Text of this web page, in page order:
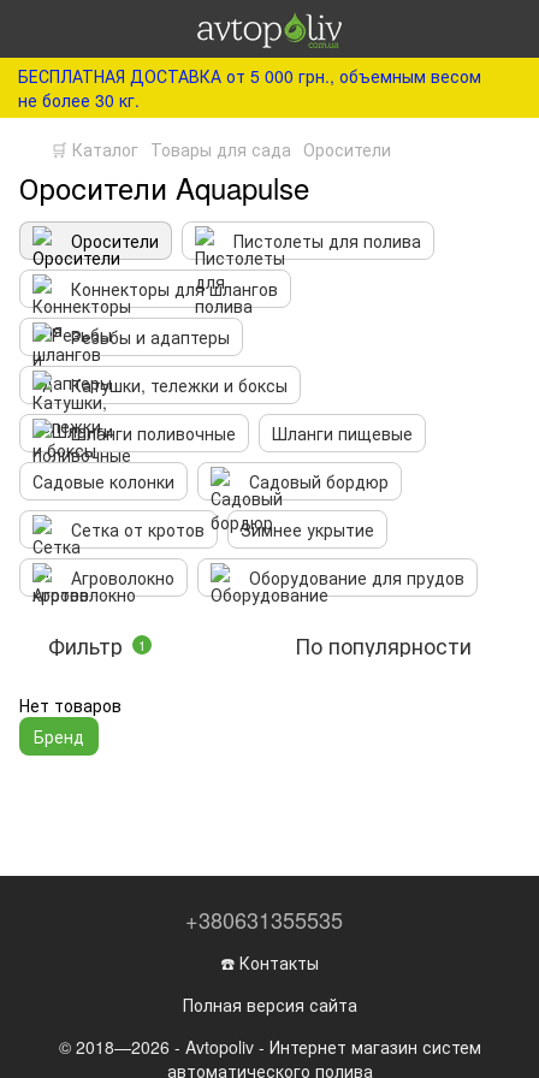
БЕСПЛАТНАЯ ДОСТАВКА от 5 000 грн., объемным весом
не более 30 кг.
🛒 Каталог Товары для сада Оросители
Оросители Aquapulse
Оросители
Пистолеты для полива
Коннекторы для шлангов
Резьбы и адаптеры
Катушки, тележки и боксы
Шланги поливочные
Шланги пищевые
Садовые колонки
Садовый бордюр
Сетка от кротов
Зимнее укрытие
Агроволокно
Оборудование для прудов
Фильтр 1 По популярности
Нет товаров
Бренд
+380631355535
☎️ Контакты
Полная версия сайта
© 2018—2026 - Avtopoliv - Интернет магазин систем
автоматического полива